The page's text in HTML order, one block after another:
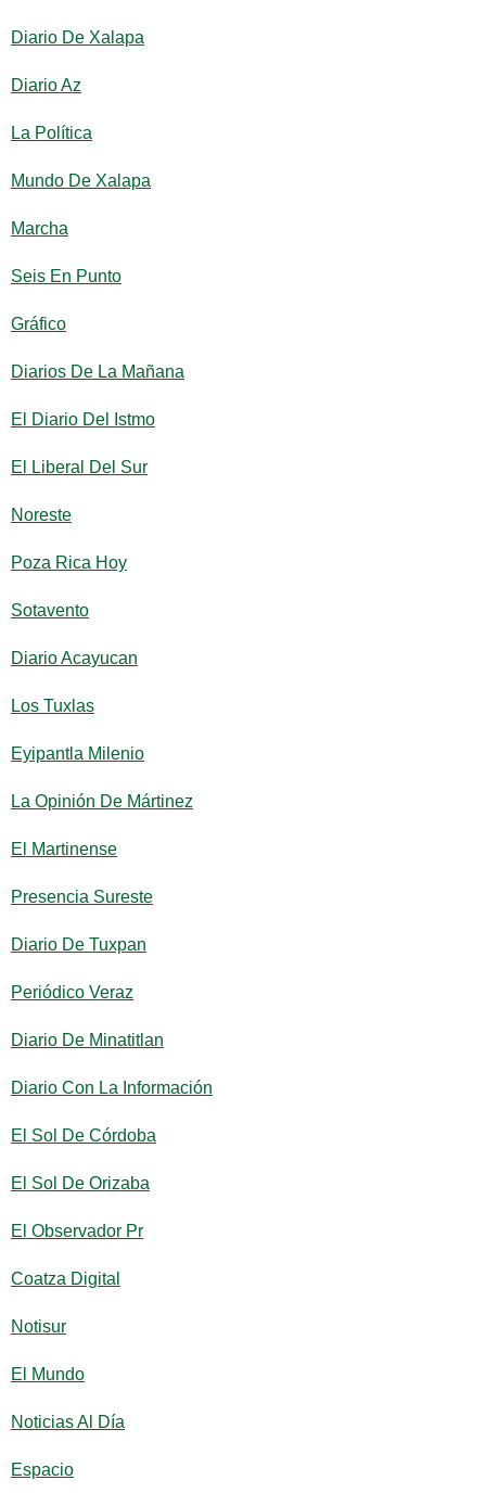
Diario De Xalapa
Diario Az
La Política
Mundo De Xalapa
Marcha
Seis En Punto
Gráfico
Diarios De La Mañana
El Diario Del Istmo
El Liberal Del Sur
Noreste
Poza Rica Hoy
Sotavento
Diario Acayucan
Los Tuxlas
Eyipantla Milenio
La Opinión De Mártinez
El Martinense
Presencia Sureste
Diario De Tuxpan
Periódico Veraz
Diario De Minatitlan
Diario Con La Información
El Sol De Córdoba
El Sol De Orizaba
El Observador Pr
Coatza Digital
Notisur
El Mundo
Noticias Al Día
Espacio